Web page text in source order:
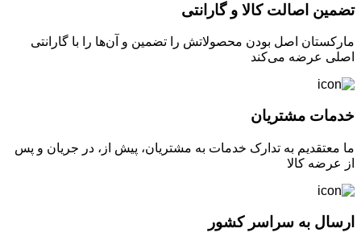
تضمین اصالت کالا و گارانتی
مارکستان اصل بودن محصولاتش را تضمین و آن‌ها را با گارانتی
اصلی عرضه می‌کند
خدمات مشتریان
ما معتقدیم به تدارک خدمات به مشتریان، پیش از، در جریان و پس
از عرضه کالا
ارسال به سراسر کشور